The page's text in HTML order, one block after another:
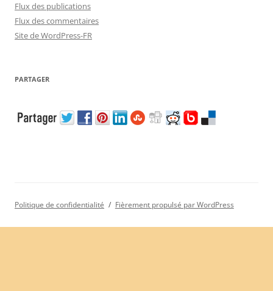
Flux des publications
Flux des commentaires
Site de WordPress-FR
PARTAGER
Politique de confidentialité Fièrement propulsé par WordPress